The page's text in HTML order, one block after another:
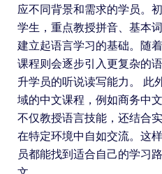
应不同背景和需求的学员。
学生，重点教授拼音、基本
建立起语言学习的基础。随
课程则会逐步引入更复杂的
升学员的听说读写能力。 此
域的中文课程，例如商务中
不仅教授语言技能，还结合
在特定环境中自如交流。这
员都能找到适合自己的学习